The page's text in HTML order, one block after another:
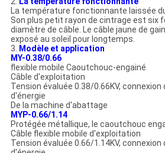
La température fonctionnante laissée
Son plus petit rayon de cintrage est six
diamètre de câble. Le câble jaune de
exposé au soleil pour longtemps.
3. Modèle et application
MY-0.38/0.66
flexible mobile Caoutchouc-engainé
Câble d'exploitation
Tension évaluée 0.38/0.66KV,
d'énergie
De la machine d'abattage
MYP-0.66/1.14
Protégée métallique, le caoutchouc
Câble flexible mobile d'exploitation
Tension évaluée 0.66/1.14KV,